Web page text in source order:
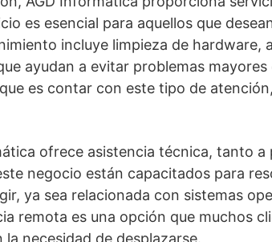
es esencial para aquellos que
incluye limpieza de hardware,
ayudan a evitar problemas
es contar con este tipo de
ofrece asistencia técnica, tanto
negocio están capacitados para
ya sea relacionada con sistemas
remota es una opción que muchos
necesidad de desplazarse.